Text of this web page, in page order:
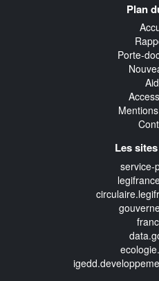
Plan
Porte-
Les
service-